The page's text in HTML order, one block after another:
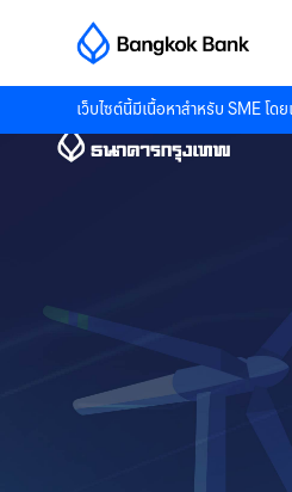
เว็บไซต์นี้มีเนื้อหาสำหรับ SME โด